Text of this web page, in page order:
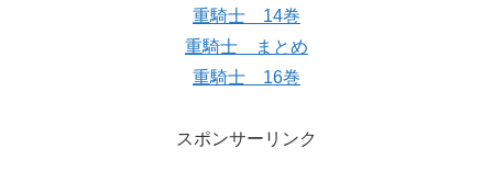
重騎士 14巻
重騎士 まとめ
重騎士 16巻
スポンサーリンク